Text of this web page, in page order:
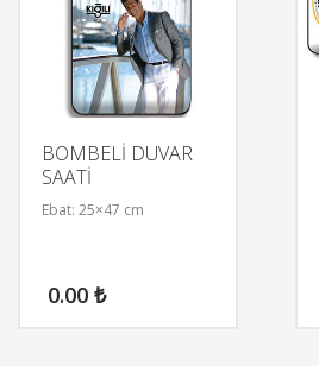
BOMBELİ DUVAR
SAATİ
Ebat: 25×47 cm
0.00 ₺